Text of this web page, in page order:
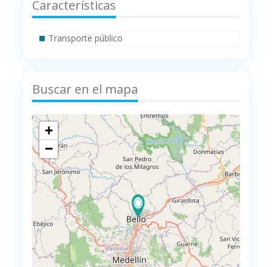
Características
Transporte público
Buscar en el mapa
+
−